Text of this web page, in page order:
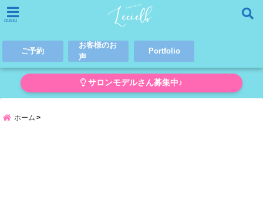
menu
ご予約
お客様のお
声
Portfolio
サロンモデルさん募集中♪
ホーム